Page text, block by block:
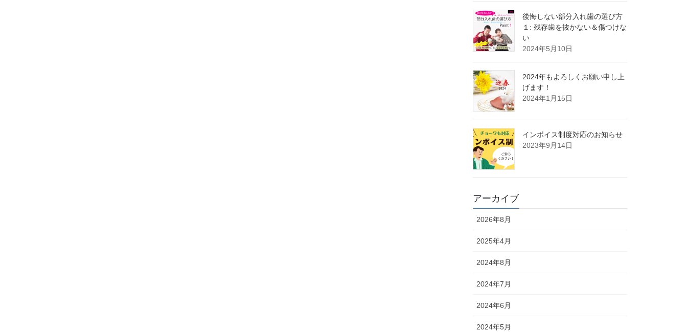
後悔しない部分入れ歯の選び方
１: 残存歯を抜かない＆傷つけな
い
2024年5月10日
2024年もよろしくお願い申し上
げます！
2024年1月15日
インボイス制度対応のお知らせ
2023年9月14日
アーカイブ
2026年8月
2025年4月
2024年8月
2024年7月
2024年6月
2024年5月